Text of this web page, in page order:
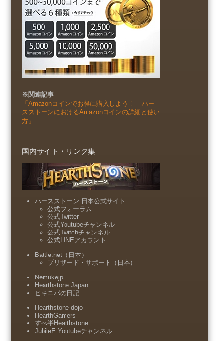
※関連記事
「Amazonコインでお得に購入しよう！ – ハー
スストーンにおけるAmazonコインの詳細と使い
方」
国内サイト・リンク集
ハースストーン 日本公式サイト
公式フォーラム
公式Twitter
公式Youtubeチャンネル
公式Twitchチャンネル
公式LINEアカウント
Battle.net（日本）
ブリザード・サポート（日本）
Nemukejp
Hearthstone Japan
ヒキニパの日記
Hearthstone dojo
HearthGamers
すべ半Hearthstone
JubileE Youtubeチャンネル